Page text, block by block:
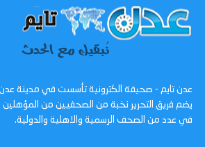
يضم فريق التحرير نخبة من الصحفيين من المؤهلين
في عدد من الصحف الرسمية والاهلية والدولية.